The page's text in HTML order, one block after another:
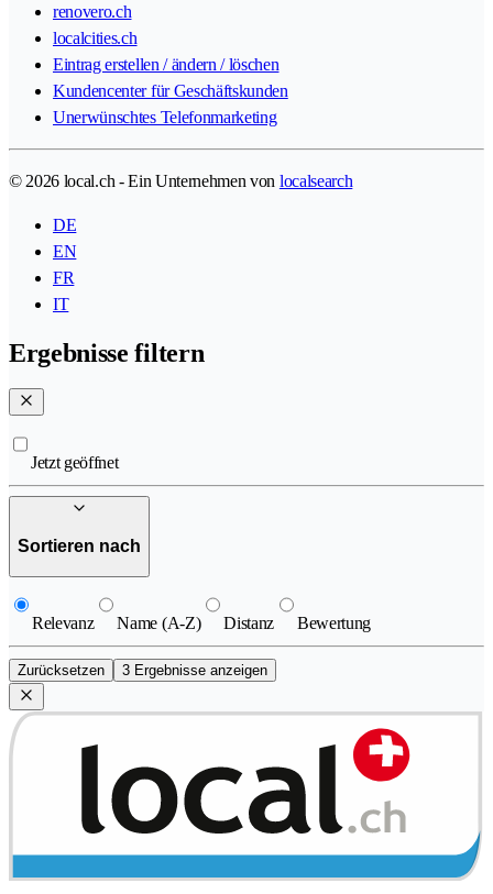
renovero.ch
localcities.ch
Eintrag erstellen / ändern / löschen
Kundencenter für Geschäftskunden
Unerwünschtes Telefonmarketing
© 2026 local.ch - Ein Unternehmen von localsearch
DE
EN
FR
IT
Ergebnisse filtern
Jetzt geöffnet
Sortieren nach
Relevanz Name (A-Z) Distanz Bewertung
Zurücksetzen 3 Ergebnisse anzeigen